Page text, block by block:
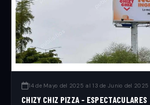
14 de Mayo del 2025 al 13 de Junio del 2025
CHIZY CHIZ PIZZA - ESPECTACULARES